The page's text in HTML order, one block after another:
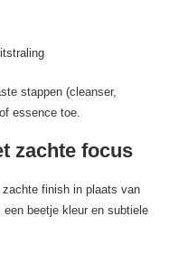
stappen (cleanser,
essence toe.
zachte focus
finish in plaats van
beetje kleur en subtiele